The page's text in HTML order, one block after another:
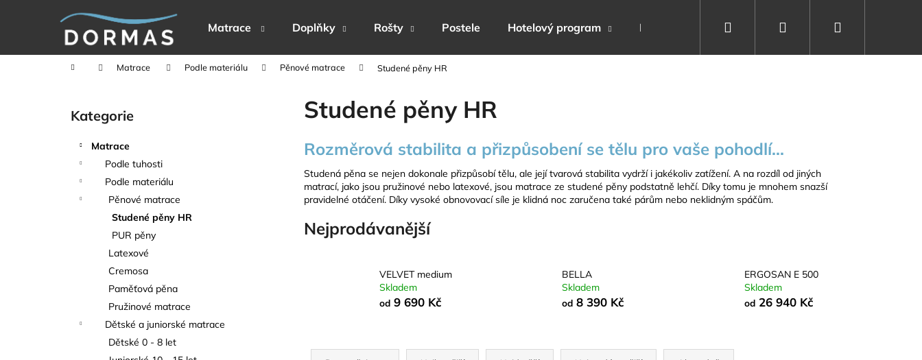
Matrace Doplňky Rošty Postele Hotelový program Dárkové poukazy Vše o spánku
Přihlášení
Domů Matrace Podle materiálu Pěnové matrace Studené pěny HR
Přeskočit
kategorie
Kategorie
Matrace
Podle tuhosti
Podle materiálu
Pěnové matrace
Studené pěny HR
PUR pěny
Latexové
Cremosa
Paměťová pěna
Pružinové matrace
Dětské a juniorské matrace
Dětské 0 - 8 let
Studené pěny HR
Rozměrová stabilita a přizpůsobení se tělu pro vaše pohodlí...
Studená pěna se nejen dokonale přizpůsobí tělu, ale její tvarová stabilita vydrží i jakékoliv zatížení. A na rozdíl od jiných
matrací, jako jsou pružinové nebo latexové, jsou matrace ze studené pěny podstatně lehčí. Díky tomu je mnohem snazší
pravidelné otáčení. Díky vysoké obnovovací síle je klidná noc zaručena také párům nebo neklidným spáčům.
Nejprodávanější
VELVET medium
Skladem
od 9 690 Kč
BELLA
Skladem
od8 390 Kč
ERGOSAN E 500
Skladem
od26 940 Kč
Ř
í
Zpět
do
Zpět
do
Co potřebujete najít?
Doporučujeme